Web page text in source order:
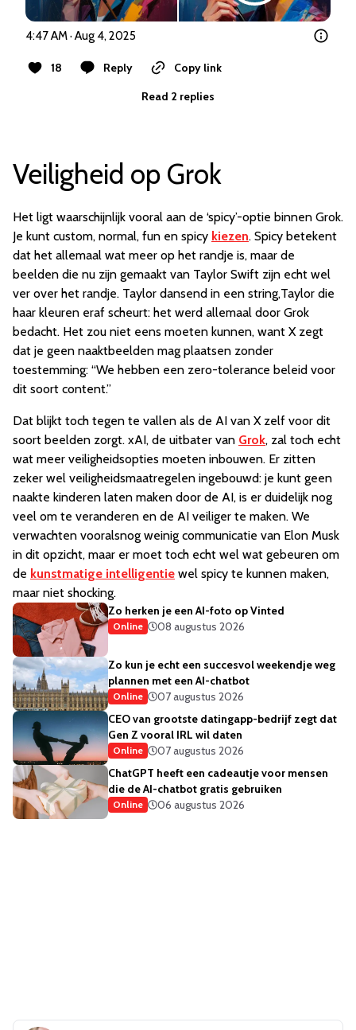
4:47 AM · Aug 4, 2025
18 Reply
Copy link
Read 2 replies
Veiligheid op Grok
Het ligt waarschijnlijk vooral aan de ‘spicy’-optie binnen Grok.
Je kunt custom, normal, fun en spicy kiezen. Spicy betekent
dat het allemaal wat meer op het randje is, maar de
beelden die nu zijn gemaakt van Taylor Swift zijn echt wel
ver over het randje. Taylor dansend in een string,Taylor die
haar kleuren eraf scheurt: het werd allemaal door Grok
bedacht. Het zou niet eens moeten kunnen, want X zegt
dat je geen naaktbeelden mag plaatsen zonder
toestemming: “We hebben een zero-tolerance beleid voor
dit soort content.”
Dat blijkt toch tegen te vallen als de AI van X zelf voor dit
soort beelden zorgt. xAI, de uitbater van Grok, zal toch echt
wat meer veiligheidsopties moeten inbouwen. Er zitten
zeker wel veiligheidsmaatregelen ingebouwd: je kunt geen
naakte kinderen laten maken door de AI, is er duidelijk nog
veel om te veranderen en de AI veiliger te maken. We
verwachten vooralsnog weinig communicatie van Elon Musk
in dit opzicht, maar er moet toch echt wel wat gebeuren om
de kunstmatige intelligentie wel spicy te kunnen maken,
maar niet shocking.
Zo herken je een AI-foto op Vinted
Online 08 augustus 2026
Zo kun je echt een succesvol weekendje weg
plannen met een AI-chatbot
Online
07 augustus 2026
CEO van grootste datingapp-bedrijf zegt dat
Gen Z vooral IRL wil daten
Online
07 augustus 2026
ChatGPT heeft een cadeautje voor mensen
die de AI-chatbot gratis gebruiken
Online 06 augustus 2026